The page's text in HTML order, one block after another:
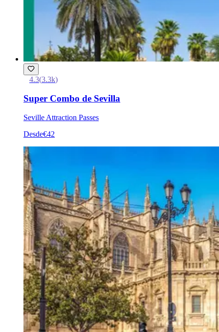
4.3(3.3k)
Super Combo de Sevilla
Seville Attraction Passes
Desde€42